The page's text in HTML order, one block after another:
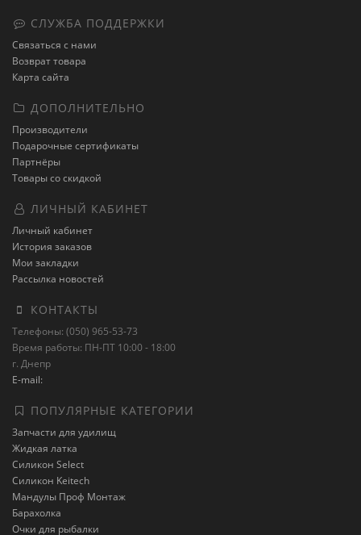
СЛУЖБА ПОДДЕРЖКИ
Связаться с нами
Возврат товара
Карта сайта
ДОПОЛНИТЕЛЬНО
Производители
Подарочные сертификаты
Партнёры
Товары со скидкой
ЛИЧНЫЙ КАБИНЕТ
Личный кабинет
История заказов
Мои закладки
Рассылка новостей
КОНТАКТЫ
Телефоны: (050) 965-53-73
Время работы: ПН-ПТ 10:00 - 18:00
г. Днепр
E-mail:
ПОПУЛЯРНЫЕ КАТЕГОРИИ
Запчасти для удилищ
Жидкая латка
Силикон Select
Силикон Keitech
Мандулы Проф Монтаж
Барахолка
Очки для рыбалки